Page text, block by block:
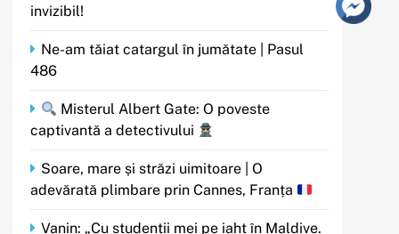
invizibil!
Ne-am tăiat catargul în jumătate | Pasul
486
Misterul Albert Gate: O poveste
captivantă a detectivului
Soare, mare și străzi uimitoare | O
adevărată plimbare prin Cannes, Franța
Vanin: „Cu studenții mei pe iaht în Maldive.